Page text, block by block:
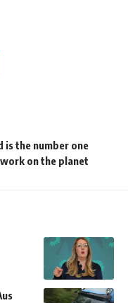
is the number one
on the planet